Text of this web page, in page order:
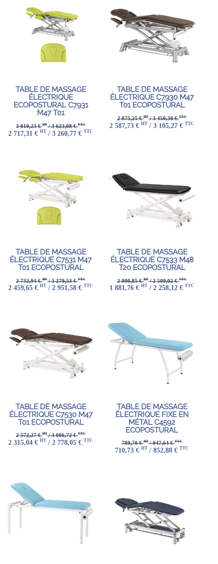
TABLE DE MASSAGE
ÉLECTRIQUE
ECOPOSTURAL C7931
M47 T01
3 019,23 €HT/ 3 623,08 €TTC
2 717,31 € HT / 3 260,77 € TTC
TABLE DE MASSAGE
ÉLECTRIQUE C7930 M47
T01 ECOPOSTURAL
2 875,25 €HT/ 3 450,30 €TTC
2 587,73 € HT / 3 105,27 € TTC
TABLE DE MASSAGE
ÉLECTRIQUE C7531 M47
T01 ECOPOSTURAL
2 732,94 €HT/ 3 279,53 €TTC
2 459,65 € HT / 2 951,58 € TTC
TABLE DE MASSAGE
ÉLECTRIQUE C7533 M48
T20 ECOPOSTURAL
2 090,85 €HT/ 2 509,02 €TTC
1 881,76 € HT / 2 258,12 € TTC
TABLE DE MASSAGE
ÉLECTRIQUE C7530 M47
T01 ECOPOSTURAL
2 572,27 €HT/ 3 086,72 €TTC
2 315,04 € HT / 2 778,05 € TTC
TABLE DE MASSAGE
ÉLECTRIQUE FIXE EN
MÉTAL C4592
ECOPOSTURAL
789,70 €HT/ 947,64 €TTC
710,73 € HT / 852,88 € TTC